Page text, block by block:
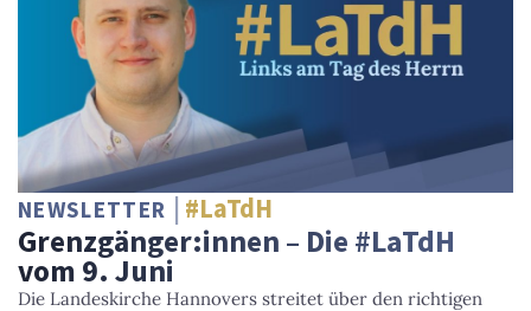
NEWSLETTER #LaTdH
Grenzgänger:innen – Die #LaTdH
vom 9. Juni
Die Landeskirche Hannovers streitet über den richtigen